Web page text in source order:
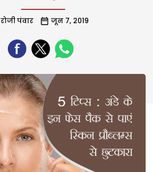
रोजी पंवार जून 7, 2019